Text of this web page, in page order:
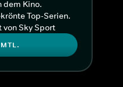
dem Kino.
Top-Serien.
Sky Sport